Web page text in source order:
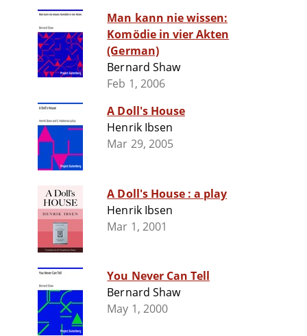
Man kann nie wissen:
Komödie in vier Akten
(German)
Bernard Shaw
Feb 1, 2006
A Doll's House
Henrik Ibsen
Mar 29, 2005
A Doll's House : a play
Henrik Ibsen
Mar 1, 2001
You Never Can Tell
Bernard Shaw
May 1, 2000